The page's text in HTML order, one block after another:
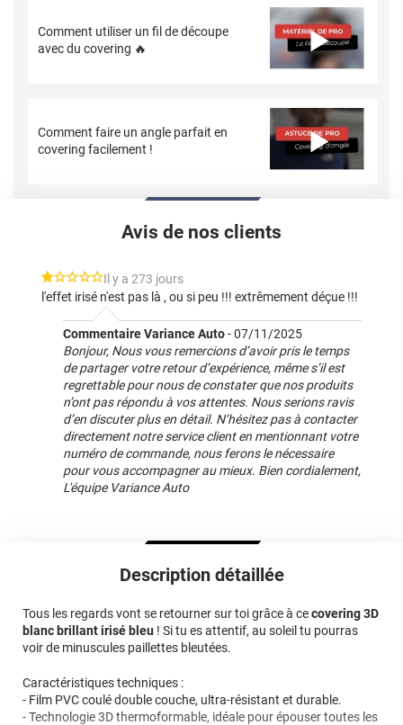
Comment utiliser un fil de découpe
avec du covering 🔥
Comment faire un angle parfait en
covering facilement !
Avis de nos clients
*****
Il y a 273 jours
l'effet irisé n'est pas là , ou si peu !!! extrêmement déçue !!!
Commentaire Variance Auto-07/11/2025
Bonjour, Nous vous remercions d’avoir pris le temps
de partager votre retour d’expérience, même s’il est
regrettable pour nous de constater que nos produits
n’ont pas répondu à vos attentes. Nous serions ravis
d’en discuter plus en détail. N’hésitez pas à contacter
directement notre service client en mentionnant votre
numéro de commande, nous ferons le nécessaire
pour vous accompagner au mieux. Bien cordialement,
L'équipe Variance Auto
Description détaillée
Tous les regards vont se retourner sur toi grâce à cecovering 3D
blanc brillant irisé bleu ! Si tu es attentif, au soleil tu pourras
voir de minuscules paillettes bleutées.
Caractéristiques techniques :
- Film PVC coulé double couche, ultra-résistant et durable.
- Technologie 3D thermoformable, idéale pour épouser toutes les